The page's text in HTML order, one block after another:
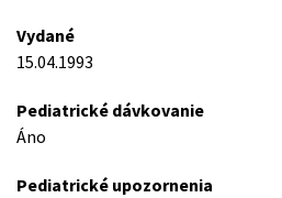
Vydané
15.04.1993
Pediatrické dávkovanie
Áno
Pediatrické upozornenia